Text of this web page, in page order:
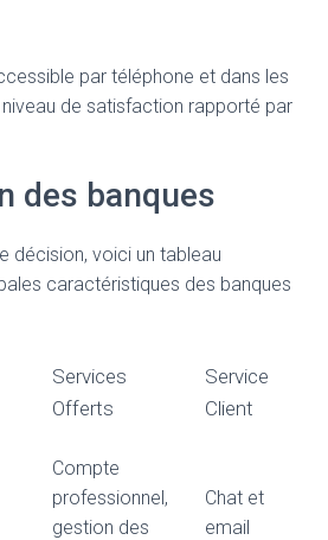
par téléphone et dans les
de satisfaction rapporté par
des banques
décision, voici un tableau
caractéristiques des banques
Services
Offerts
Service
Client
Compte
professionnel,
gestion des
Chat et
email